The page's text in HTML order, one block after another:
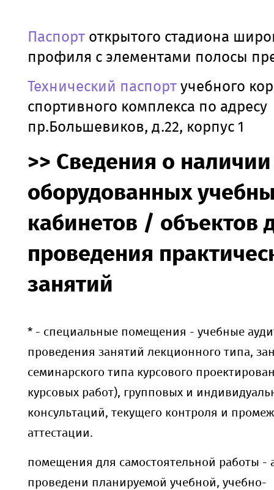
Паспорт открытого стадиона
профиля с элементами полосы
Технический паспорт учебного
спортивного комплекса по адресу
пр.Большевиков, д.22, корпус 1
>> Сведения о наличии
оборудованных
кабинетов / объектов
проведения
занятий
* - специальные помещения - учебные
проведения занятий лекционного типа,
семинарского типа курсового
курсовых работ), групповых и
консультаций, текущего контроля и
аттестации.
помещения для самостоятельной работы -
проведени планируемой учебной, учебно-